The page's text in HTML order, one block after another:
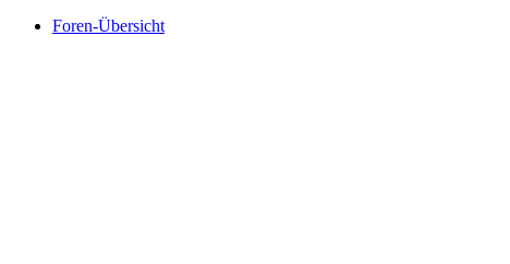
Foren-Übersicht